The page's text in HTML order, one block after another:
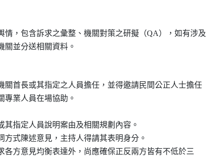
情，包含訴求之彙整、機關對策之研擬（QA），如有涉及
關首長或其指定之人員擔任，並得邀請民間公正人士擔任
專業人員在場協助。
其指定人員說明案由及相關規劃內容。
方式陳述意見，主持人得請其表明身分。
各方意見均衡表達外，尚應確保正反兩方皆有不低於三